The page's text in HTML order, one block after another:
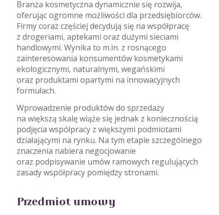
Branża kosmetyczna dynamicznie się rozwija,
oferując ogromne możliwości dla przedsiębiorców.
Firmy coraz częściej decydują się na współpracę
z drogeriami, aptekami oraz dużymi sieciami
handlowymi. Wynika to m.in. z rosnącego
zainteresowania konsumentów kosmetykami
ekologicznymi, naturalnymi, wegańskimi
oraz produktami opartymi na innowacyjnych
formułach.
Wprowadzenie produktów do sprzedaży
na większą skalę wiąże się jednak z koniecznością
podjęcia współpracy z większymi podmiotami
działającymi na rynku. Na tym etapie szczególnego
znaczenia nabiera negocjowanie
oraz podpisywanie umów ramowych regulujących
zasady współpracy pomiędzy stronami.
Przedmiot umowy